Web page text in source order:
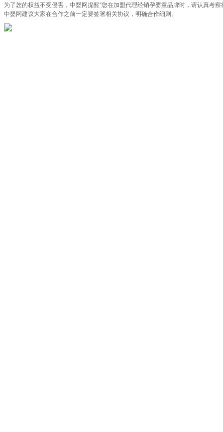
为了您的权益不受侵害，中婴网提醒“您在加盟代理经销孕婴童品牌时，请认真考
中婴网建议大家在合作之前一定要签署相关协议，明确合作细则。